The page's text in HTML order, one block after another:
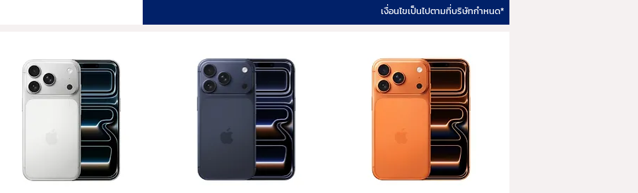
*เงื่อนไขเป็นไปตามที่บริษัทกำหนด